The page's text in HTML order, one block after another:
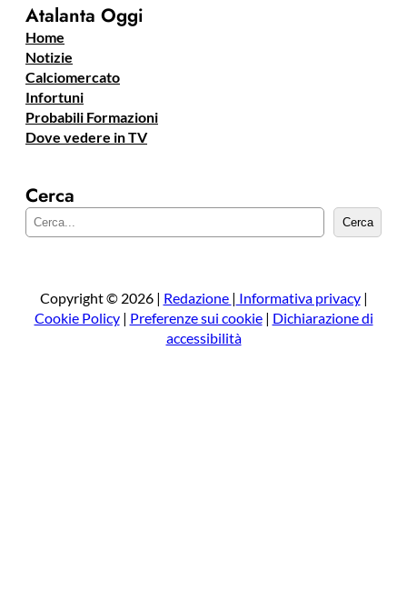
Atalanta Oggi
Home
Notizie
Calciomercato
Infortuni
Probabili Formazioni
Dove vedere in TV
Cerca
e
a
Cerca
Copyright © 2026 | Redazione | Informativa privacy|
Cookie Policy| Preferenze sui cookie| Dichiarazione di
accessibilità